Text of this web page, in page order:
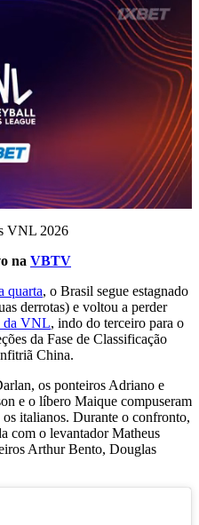
VNL 2026
na VBTV
quarta, o Brasil segue estagnado
derrotas) e voltou a perder
da VNL, indo do terceiro para o
da Fase de Classificação
China.
os ponteiros Adriano e
e o líbero Maique compuseram
italianos. Durante o confronto,
com o levantador Matheus
Arthur Bento, Douglas